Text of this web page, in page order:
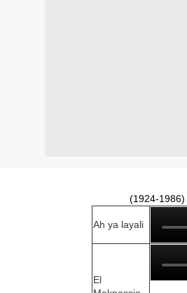
(1924-1986)
Ah ya layali
El